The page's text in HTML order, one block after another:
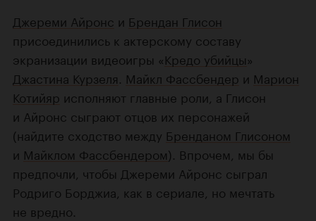
Джереми Айронс и Брендан Глисон
присоединились к актерскому составу
экранизации видеоигры «Кредо убийцы»
Джастина Курзеля Майкл Фассбендер и Марион
Котийяр исполняют главные роли, а Глисон
и Айронс сыграют отцов их персонажей
(найдите сходство между Бренданом Глисоном
и Майклом Фассбендером). Впрочем, мы бы
предпочли, чтобы Джереми Айронс сыграл
Родриго Борджиа, как в сериале, но мечтать
не вредно.